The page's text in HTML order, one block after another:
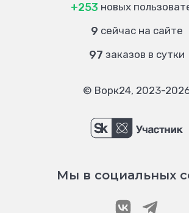
+253 новых
9 сейчас на сайте
97 заказов в сутки
© Ворк24, 2023-
Мы в социальных